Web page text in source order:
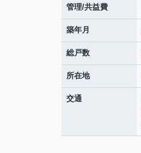
管理/共益費
築年月
総戸数
所在地
交通